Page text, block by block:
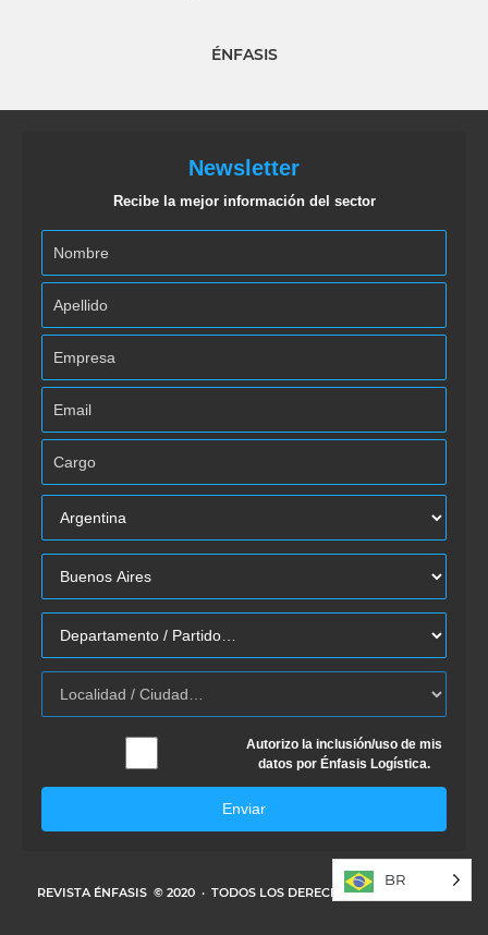
ÉNFASIS
Newsletter
Recibe la mejor información del sector
Autorizo la inclusión/uso de mis
datos por Énfasis Logística.
Enviar
REVISTA ÉNFASIS © 2020 · TODOS LOS DERECHOS RESERVADOS
BR